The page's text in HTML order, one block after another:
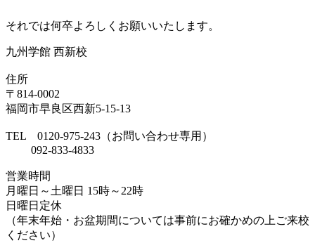
それでは何卒よろしくお願いいたします。
九州学館 西新校
住所
〒814-0002
福岡市早良区西新5-15-13
TEL 0120-975-243（お問い合わせ専用）
092-833-4833
営業時間
月曜日～土曜日 15時～22時
日曜日定休
（年末年始・お盆期間については事前にお確かめの上ご来校
ください）